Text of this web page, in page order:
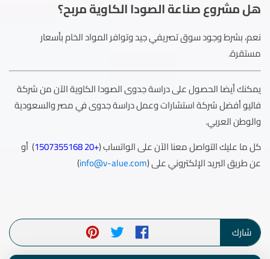
هل مشروع صناعة الصودا الكاوية مربح؟
نعم، بشرط وجود سوق تصريفي جيد وتوافر المواد الخام بأسعار
مستقرة.
يمكنك أيضا الحصول على دراسة جدوى الصودا الكاوية الآن من شركة
فاليو أفضل شركة استشارات وعمل دراسة جدوى في مصر والسعودية
والوطن العربي.
كل ما عليك التواصل معنا الآن على الواتساب (+20 1507355168
) أو
عن طريق البريد الإلكتروني على (info@v-alue.com
)
شارك